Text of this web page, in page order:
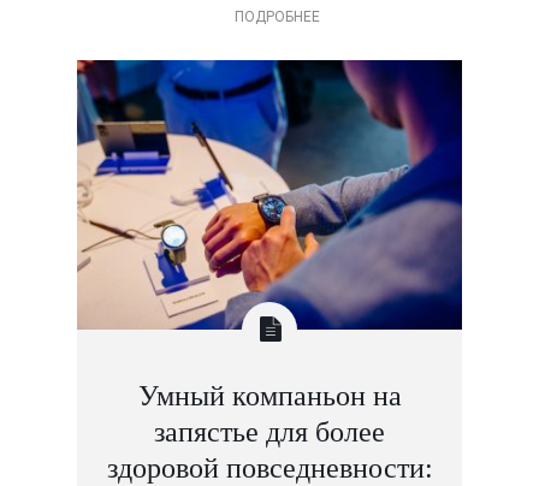
ПОДРОБНЕЕ
Умный компаньон на
запястье для более
здоровой повседневности: